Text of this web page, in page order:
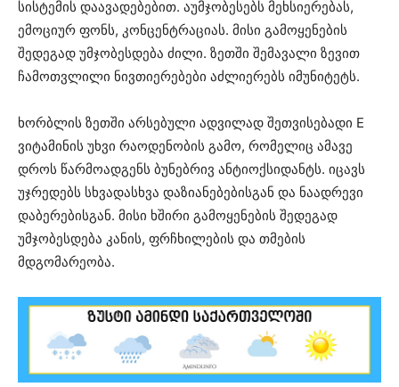
სისტემის დაავადებებით. აუმჯობესებს მეხსიერებას,
ემოციურ ფონს, კონცენტრაციას. მისი გამოყენების
შედეგად უმჯობესდება ძილი. ზეთში შემავალი ზევით
ჩამოთვლილი ნივთიერებები აძლიერებს იმუნიტეტს.
ხორბლის ზეთში არსებული ადვილად შეთვისებადი E
ვიტამინის უხვი რაოდენობის გამო, რომელიც ამავე
დროს წარმოადგენს ბუნებრივ ანტიოქსიდანტს. იცავს
უჯრედებს სხვადასხვა დაზიანებებისგან და ნაადრევი
დაბერებისგან. მისი ხშირი გამოყენების შედეგად
უმჯობესდება კანის, ფრჩხილების და თმების
მდგომარეობა.